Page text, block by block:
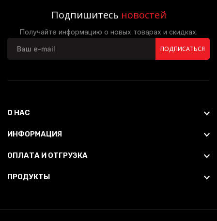
Подпишитесь новостей
Получайте информацию о новых товарах и скидках.
ПОДПИСАТЬСЯ
О НАС
ИНФОРМАЦИЯ
ОПЛАТА И ОТГРУЗКА
ПРОДУКТЫ